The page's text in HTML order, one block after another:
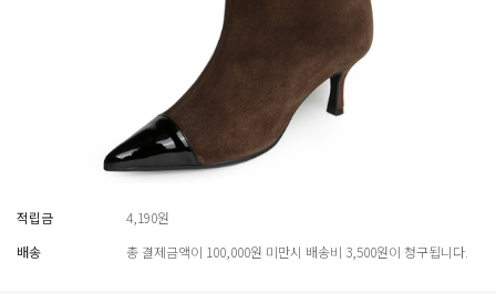
적립금
4,190원
배송
총 결제금액이 100,000원 미만시 배송비 3,500원이 청구됩니다.